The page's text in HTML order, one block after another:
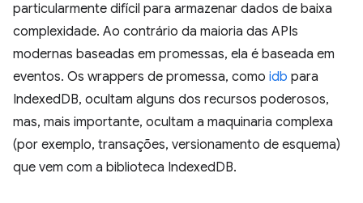
particularmente difícil para armazenar dados de baixa
complexidade. Ao contrário da maioria das APIs
modernas baseadas em promessas, ela é baseada em
eventos. Os wrappers de promessa, como idb para
IndexedDB, ocultam alguns dos recursos poderosos,
mas, mais importante, ocultam a maquinaria complexa
(por exemplo, transações, versionamento de esquema)
que vem com a biblioteca IndexedDB.